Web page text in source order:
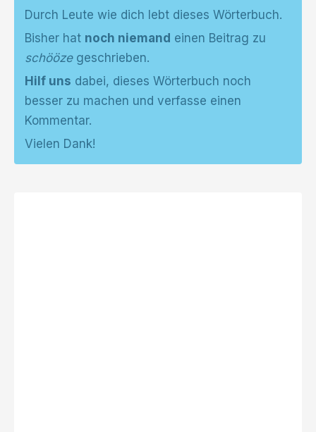
Durch Leute wie dich lebt dieses Wörterbuch.
Bisher hat noch niemand einen Beitrag zu
schöözegeschrieben.
Hilf uns dabei, dieses Wörterbuch noch
besser zu machen und verfasse einen
Kommentar.
Vielen Dank!